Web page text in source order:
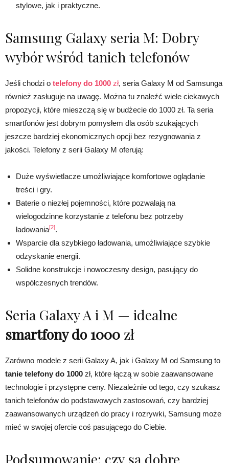
stylowe, jak i praktyczne.
Samsung Galaxy seria M: Dobry
wybór wśród tanich telefonów
Jeśli chodzi o telefony do 1000 zł, seria Galaxy M od Samsunga
również zasługuje na uwagę. Można tu znaleźć wiele ciekawych
propozycji, które mieszczą się w budżecie do 1000 zł. Ta seria
smartfonów jest dobrym pomysłem dla osób szukających
jeszcze bardziej ekonomicznych opcji bez rezygnowania z
jakości. Telefony z serii Galaxy M oferują:
Duże wyświetlacze umożliwiające komfortowe oglądanie
treści i gry.
Baterie o niezłej pojemności, które pozwalają na
wielogodzinne korzystanie z telefonu bez potrzeby
ładowania[2].
Wsparcie dla szybkiego ładowania, umożliwiające szybkie
odzyskanie energii.
Solidne konstrukcje i nowoczesny design, pasujący do
współczesnych trendów.
Seria Galaxy A i M — idealne
smartfony do 1000 zł
Zarówno modele z serii Galaxy A, jak i Galaxy M od Samsung to
tanie telefony do 1000 zł, które łączą w sobie zaawansowane
technologie i przystępne ceny. Niezależnie od tego, czy szukasz
tanich telefonów do podstawowych zastosowań, czy bardziej
zaawansowanych urządzeń do pracy i rozrywki, Samsung może
mieć w swojej ofercie coś pasującego do Ciebie.
Podsumowanie: czy są dobre